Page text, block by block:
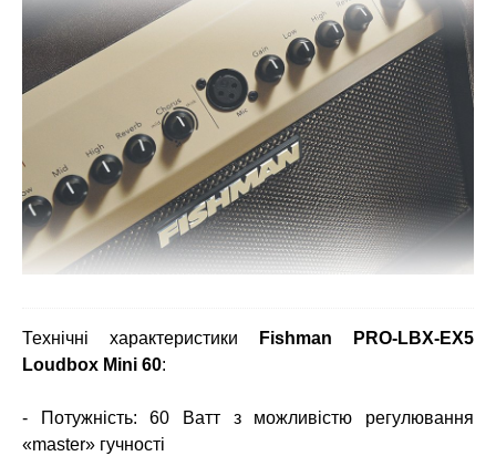
Технічні характеристики
Fishman PRO-LBX-EX5
Loudbox Mini 60:
- Потужність: 60 Ватт з можливістю регулювання
«master» гучності